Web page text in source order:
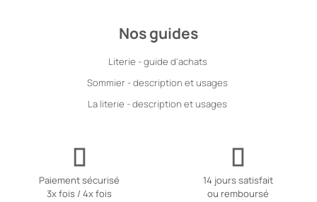
Nos guides
Literie - guide d'achats
Sommier - description et usages
La literie - description et usages
Paiement sécurisé
3x fois / 4x fois
14 jours satisfait
ou remboursé